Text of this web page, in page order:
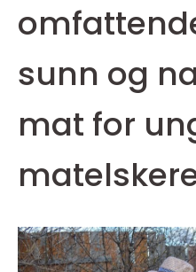
sunn og
mat for